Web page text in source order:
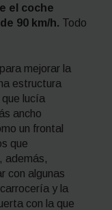
el coche
90 km/h. Todo
mejorar la
estructura
lucía
ancho
un frontal
que
además,
con algunas
y la
con la que